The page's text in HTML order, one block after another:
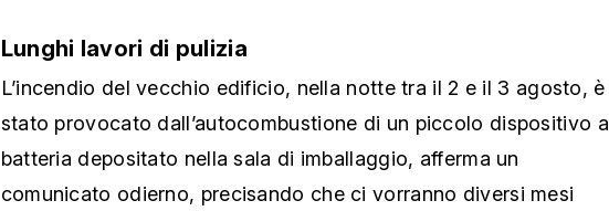
Lunghi lavori di pulizia
L’incendio del vecchio edificio, nella notte tra il 2 e il 3 agosto, è
stato provocato dall’autocombustione di un piccolo dispositivo a
batteria depositato nella sala di imballaggio, afferma un
comunicato odierno, precisando che ci vorranno diversi mesi